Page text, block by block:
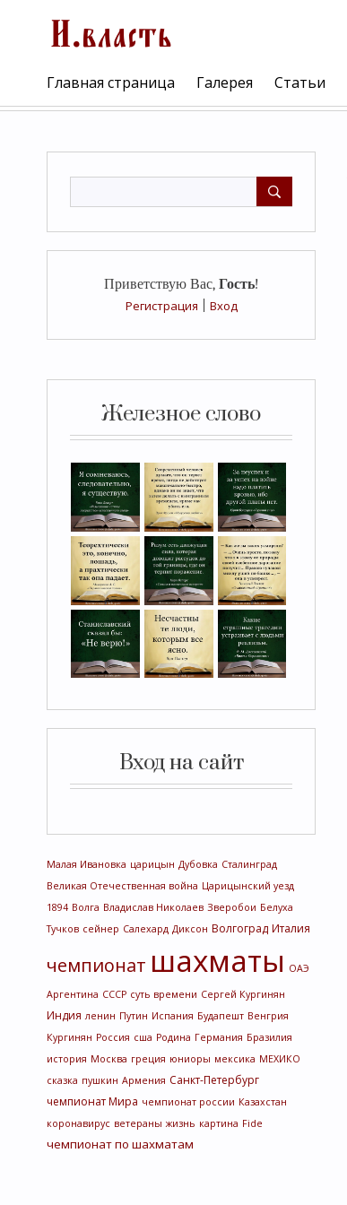
Главная страница Галерея Статьи
Приветствую Вас, Гость!
Регистрация
Вход
Железное слово
Вход на сайт
Малая Ивановка царицын Дубовка Сталинград
Великая Отечественная война Царицынский уезд
1894 Волга Владислав Николаев Зверобои Белуха
Тучков сейнер Салехард Диксон Волгоград Италия
чемпионат шахматы ОАЭ
Аргентина СССР суть времени Сергей Кургинян
Индия ленин Путин Испания Будапешт Венгрия
Кургинян Россия сша Родина Германия Бразилия
история Москва греция юниоры мексика МЕХИКО
сказка пушкин Армения Санкт-Петербург
чемпионат Мира чемпионат россии Казахстан
коронавирус ветераны жизнь картина Fide
чемпионат по шахматам